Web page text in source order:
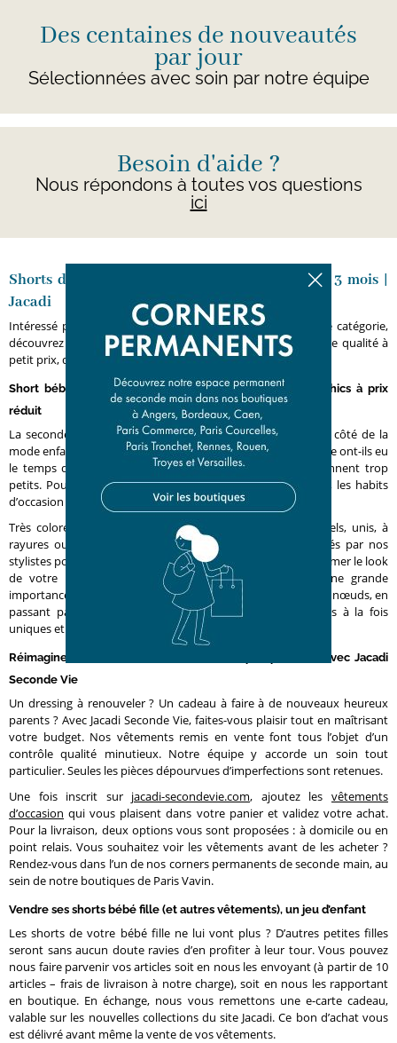
Des centaines de nouveautés
par jour
Sélectionnées avec soin par notre équipe
Besoin d'aide ?
Nous répondons à toutes vos questions
ici
Shorts de seconde main bébé fille, bébé garçon 3 mois |
Jacadi
Intéressé par la mode bébé de seconde main ? Dans cette catégorie,
découvrez une belle variété deshorts bébé fille d’occasion
de qualité à
petit prix, de 0 à 3 ans.
Short bébé fille : habiller son enfant avec des pièces chics à prix
réduit
La seconde main devient la nouvelle norme, y compris du côté de la
mode enfantine. Les bébés grandissent tellement vite. À peine ont-ils eu
le temps de porter leurs nouveaux vêtements qu’ils deviennent trop
petits. Pour renouveler leur garde-robe sans trop dépenser, les habits
d’occasion sont une bonne solution.
Très colorés ou plutôt sobres, décontractés ou plus formels, unis, à
rayures ou à motifs Liberty… Les shorts bébé fille élaborés par nos
stylistes possèdent leur propre empreinte. Lequel saura sublimer le look
de votre enfant ? Chez Jacadi, nous accordons aussi une grande
importance aux détails. Des poches contrastantes aux petits nœuds, en
passant par les rebords volantés, faites le choix de pièces à la fois
uniques et intemporelles.
Réimaginer le vestiaire de son enfant en quelques clics avec Jacadi
Seconde Vie
Un dressing à renouveler ? Un cadeau à faire à de nouveaux heureux
parents ? Avec Jacadi Seconde Vie, faites-vous plaisir tout en maîtrisant
votre budget. Nos vêtements remis en vente font tous l’objet d’un
contrôle qualité minutieux. Notre équipe y accorde un soin tout
particulier. Seules les pièces dépourvues d’imperfections sont retenues.
Une fois inscrit sur jacadi-secondevie.com, ajoutez les vêtements
d’occasion qui vous plaisent dans votre panier et validez votre achat.
Pour la livraison, deux options vous sont proposées : à domicile ou en
point relais. Vous souhaitez voir les vêtements avant de les acheter ?
Rendez-vous dans l’un de nos corners permanents de seconde main, au
sein de notre boutiques de Paris Vavin.
Vendre ses shorts bébé fille (et autres vêtements), un jeu d’enfant
Les shorts de votre bébé fille ne lui vont plus ? D’autres petites filles
seront sans aucun doute ravies d’en profiter à leur tour. Vous pouvez
nous faire parvenir vos articles soit en nous les envoyant (à partir de 10
articles – frais de livraison à notre charge), soit en nous les rapportant
en boutique. En échange, nous vous remettons une e-carte cadeau,
valable sur les nouvelles collections du site Jacadi. Ce bon d’achat vous
est délivré avant même la vente de vos vêtements.